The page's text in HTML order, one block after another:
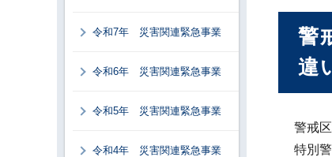
警
違
警戒
特別
令和7年 災害関連緊急事業
令和6年 災害関連緊急事業
令和5年 災害関連緊急事業
令和4年 災害関連緊急事業